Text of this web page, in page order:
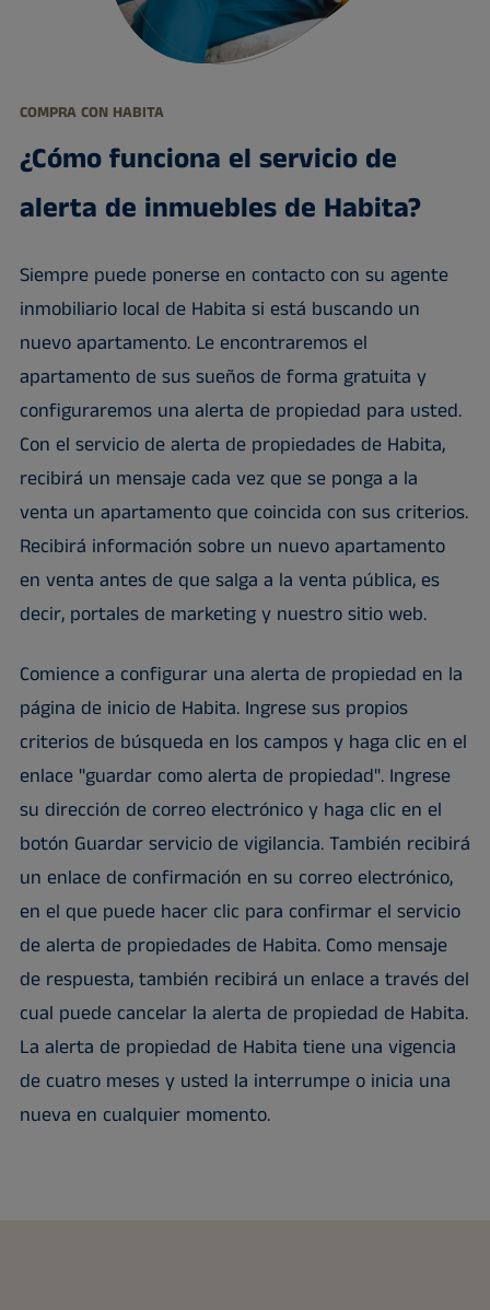
COMPRA CON HABITA
¿Cómo funciona el servicio de
alerta de inmuebles de Habita?
Siempre puede ponerse en contacto con su agente
inmobiliario local de Habita si está buscando un
nuevo apartamento. Le encontraremos el
apartamento de sus sueños de forma gratuita y
configuraremos una alerta de propiedad para usted.
Con el servicio de alerta de propiedades de Habita,
recibirá un mensaje cada vez que se ponga a la
venta un apartamento que coincida con sus criterios.
Recibirá información sobre un nuevo apartamento
en venta antes de que salga a la venta pública, es
decir, portales de marketing y nuestro sitio web.
Comience a configurar una alerta de propiedad en la
página de inicio de Habita. Ingrese sus propios
criterios de búsqueda en los campos y haga clic en el
enlace "guardar como alerta de propiedad". Ingrese
su dirección de correo electrónico y haga clic en el
botón Guardar servicio de vigilancia. También recibirá
un enlace de confirmación en su correo electrónico,
en el que puede hacer clic para confirmar el servicio
de alerta de propiedades de Habita. Como mensaje
de respuesta, también recibirá un enlace a través del
cual puede cancelar la alerta de propiedad de Habita.
La alerta de propiedad de Habita tiene una vigencia
de cuatro meses y usted la interrumpe o inicia una
nueva en cualquier momento.